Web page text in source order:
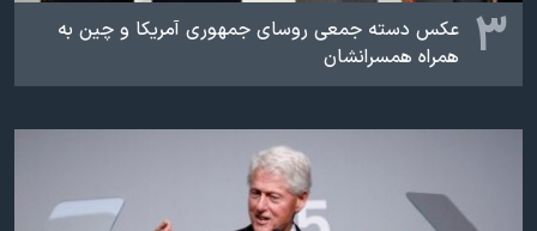
۳ عکس دسته جمعی روسای جمهوری آمریکا و چین به
همراه همسرانشان